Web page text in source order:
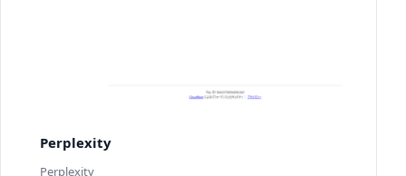
Perplexity
Perplexity